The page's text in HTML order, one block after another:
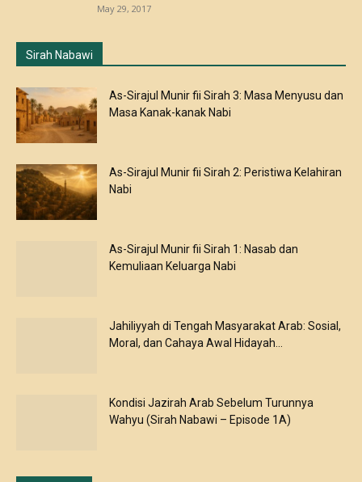
May 29, 2017
Sirah Nabawi
As-Sirajul Munir fii Sirah 3: Masa Menyusu dan
Masa Kanak-kanak Nabi
As-Sirajul Munir fii Sirah 2: Peristiwa Kelahiran
Nabi
As-Sirajul Munir fii Sirah 1: Nasab dan
Kemuliaan Keluarga Nabi
Jahiliyyah di Tengah Masyarakat Arab: Sosial,
Moral, dan Cahaya Awal Hidayah...
Kondisi Jazirah Arab Sebelum Turunnya
Wahyu (Sirah Nabawi – Episode 1A)